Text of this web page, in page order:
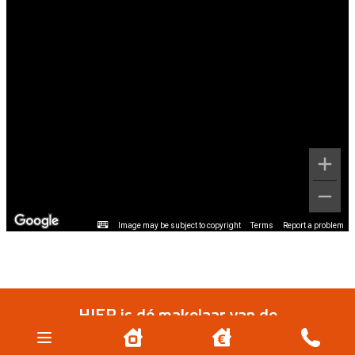
Image may be subject to copyright Terms Report a problem
HIER is dé makelaar van de
Haarlemmermeer